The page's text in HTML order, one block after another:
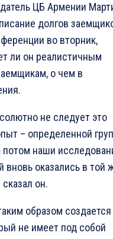
ЦБ Армении
долгов
во вторник,
ли он реалистичным
о чем в
не следует это
– определенной
наши
вновь оказались в той
он.
образом создается
не имеет под собой